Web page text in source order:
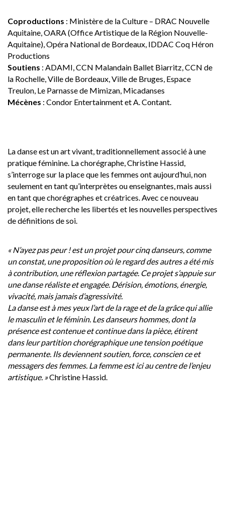
Coproductions : Ministère de la Culture – DRAC Nouvelle
Aquitaine, OARA (Office Artistique de la Région Nouvelle-
Aquitaine), Opéra National de Bordeaux, IDDAC Coq Héron
Productions
Soutiens : ADAMI, CCN Malandain Ballet Biarritz, CCN de
la Rochelle, Ville de Bordeaux, Ville de Bruges, Espace
Treulon, Le Parnasse de Mimizan, Micadanses
Mécènes : Condor Entertainment et A. Contant.
La danse est un art vivant, traditionnellement associé à une
pratique féminine. La chorégraphe, Christine Hassid,
s’interroge sur la place que les femmes ont aujourd’hui, non
seulement en tant qu’interprètes ou enseignantes, mais aussi
en tant que chorégraphes et créatrices. Avec ce nouveau
projet, elle recherche les libertés et les nouvelles perspectives
de définitions de soi.
« N’ayez pas peur ! est un projet pour cinq danseurs, comme
un constat, une proposition où le regard des autres a été mis
à contribution, une réflexion partagée. Ce projet s’appuie sur
une danse réaliste et engagée. Dérision, émotions, énergie,
vivacité, mais jamais d’agressivité.
La danse est à mes yeux l’art de la rage et de la grâce qui allie
le masculin et le féminin. Les danseurs hommes, dont la
présence est contenue et continue dans la pièce, étirent
dans leur partition chorégraphique une tension poétique
permanente. Ils deviennent soutien, force, conscien ce et
messagers des femmes. La femme est ici au centre de l’enjeu
artistique. »Christine Hassid.